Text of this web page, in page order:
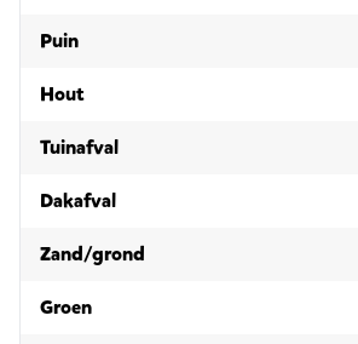
Puinin 10m³
Houtin 10m³
Tuinafvalin 10m³
Dakafvalin 10m³
Zand/grond
Groenin 10m³